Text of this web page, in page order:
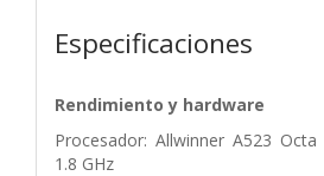
Especificaciones
Rendimiento y hardware
Procesador: Allwinner A523
1.8 GHz